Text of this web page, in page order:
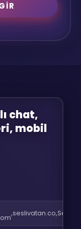
chat,
mobil
,seslivatan.co,